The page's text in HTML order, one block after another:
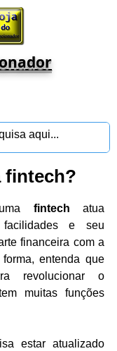
fintech?
de 5 estrelas.
fintech atua
facilidades e seu
financeira com a
entenda que
revolucionar o
muitas funções
estar atualizado